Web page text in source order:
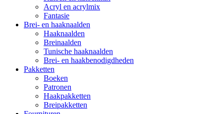
Acryl en acrylmix
Fantasie
Brei- en haaknaalden
Haaknaalden
Breinaalden
Tunische haaknaalden
Brei- en haakbenodigdheden
Pakketten
Boeken
Patronen
Haakpakketten
Breipakketten